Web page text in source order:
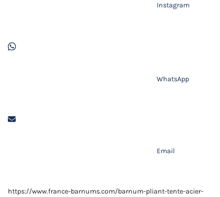
Instagram
WhatsApp
Email
https://www.france-barnums.com/barnum-pliant-tente-acier-